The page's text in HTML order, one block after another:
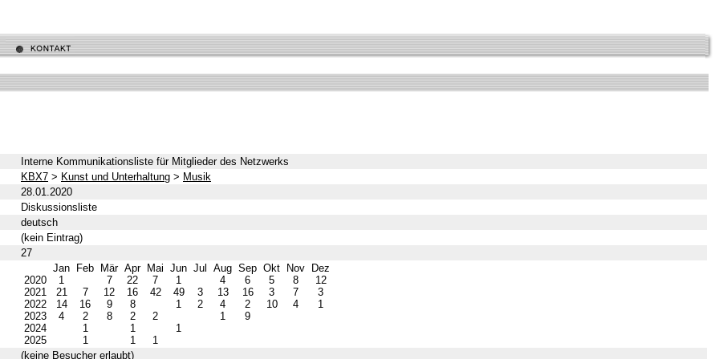
Interne Kommunikationsliste für Mitglieder des Netzwerks
KBX7 > Kunst und Unterhaltung > Musik
28.01.2020
Diskussionsliste
deutsch
(kein Eintrag)
27
Jan Feb Mär Apr Mai Jun Jul Aug Sep Okt Nov Dez
2020
1 7 22 7 1 4 6 5 8
12
2021
21 7 12 16 42 49 3 13 16 3 7
3
2022
14 16 9 8 1 2 4 2 10 4
1
2023
4 2 8 2 2 1
9
2024
1 1
1
2025
1 1
1
(keine Besucher erlaubt)